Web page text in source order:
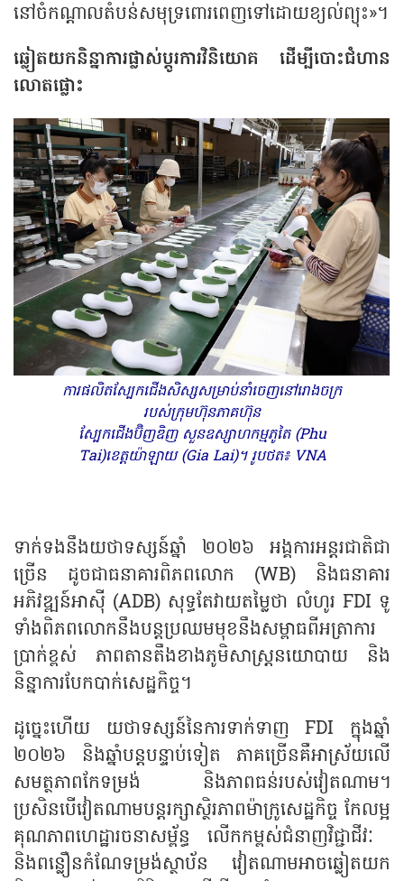
នៅចំកណ្តាលតំបន់​សមុទ្រពោរពេញ​ទៅ​ដោយ​ខ្យល់​ព្យុះ»។
ឆ្លៀតយកនិន្នាការផ្លាស់ប្តូរ​ការ​វិនិយោគ ដើម្បីបោះជំហាន​
លោត​​​ផ្លោះ
ការផលិតស្បែកជើងសិស្សសម្រាប់នាំចេញនៅរោងចក្រ
របស់ក្រុមហ៊ុនភាគហ៊ុន
ស្បែកជើងប៊ិញឌិញ សួនឧស្សាហកម្មភូតៃ (Phu
Tai)ខេត្តយ៉ាឡាយ (Gia Lai)។ រូបថត៖ VNA
ទាក់ទងនឹ​ង​យថា​ទស្សន៍ឆ្នាំ ២០២៦ អង្គការអន្តរជាតិ​ជា
ច្រើន​ ដូចជាធនាគារពិភពលោក (WB) និងធនាគារ
អភិវឌ្ឍន៍អាស៊ី (ADB) សុទ្ធតែ​វាយតម្លៃថា លំហូរ​ FDI ទូ
ទាំងពិភពលោកនឹងបន្ត​ប្រឈមមុខនឹងសម្ពាធពីអត្រាការ
ប្រាក់ខ្ពស់ ភាពតានតឹងខាងភូមិសាស្ត្រនយោបាយ និង
និន្នាការបែកបាក់សេដ្ឋកិច្ច។
ដូច្នេះហើយ យថា​ទស្សន៍នៃការទាក់ទាញ​ FDI ក្នុងឆ្នាំ
២០២៦ និងឆ្នាំបន្តបន្ទាប់​ទៀត ភាគច្រើនគឺ​អាស្រ័យលើ
សមត្ថភាពកែទម្រង់ និងភាពធន់របស់​វៀតណាម​។
ប្រសិនបើវៀតណាមបន្តរក្សាស្ថិរភាពម៉ាក្រូសេដ្ឋកិច្ច កែលម្អ
គុណភាព​ហេដ្ឋារចនាសម្ព័ន្ធ លើក​កម្ពស់ជំនាញវិជ្ជាជីវៈ ​
និងពន្លឿនកំណែទម្រង់ស្ថាប័ន វៀតណាម​អាច​ឆ្លៀត​យក​